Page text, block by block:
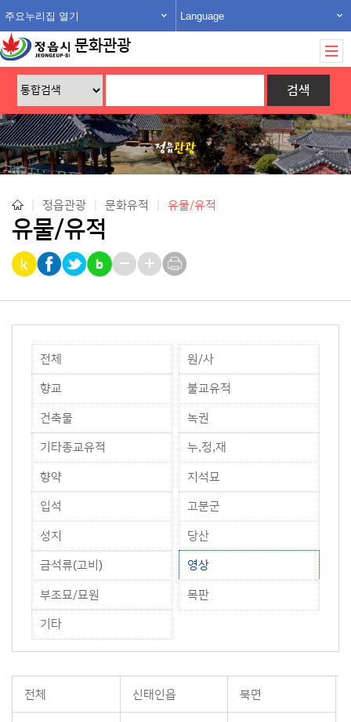
주요누리집 열기 Language
문화관광
정읍관광 문화유적 유물/유적
유물/유적
전체 원/사
향교 불교유적
건축물 녹권
기타종교유적 누,정,재
향약 지석묘
입석 고분군
성지 당산
금석류(고비) 영상
부조묘/묘원 목판
기타
전체 신태인읍 북면